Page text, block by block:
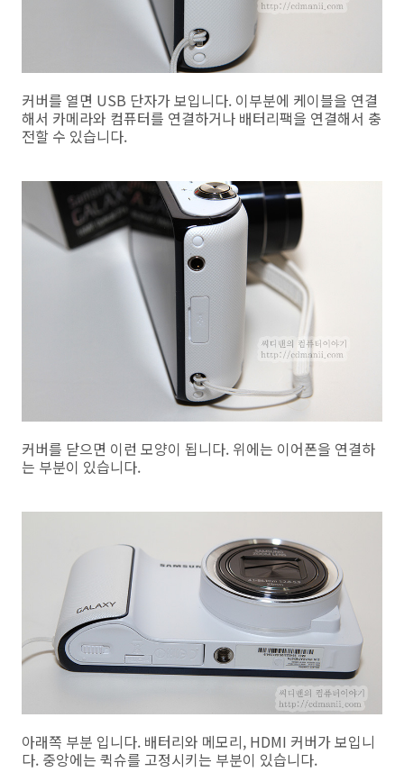
커버를 열면 USB 단자가 보입니다. 이부분에 케이블을 연결
해서 카메라와 컴퓨터를 연결하거나 배터리팩을 연결해서 충
전할 수 있습니다.
커버를 닫으면 이런 모양이 됩니다. 위에는 이어폰을 연결하
는 부분이 있습니다.
아래쪽 부분 입니다. 배터리와 메모리, HDMI 커버가 보입니
다. 중앙에는 퀵슈를 고정시키는 부분이 있습니다.